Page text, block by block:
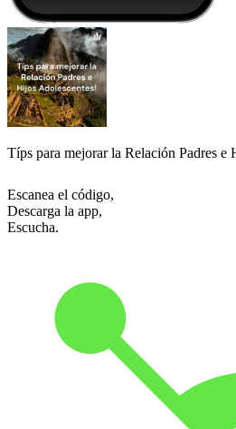
Típs para mejorar la Relación Padres e
Escanea el código,
Descarga la app,
Escucha.